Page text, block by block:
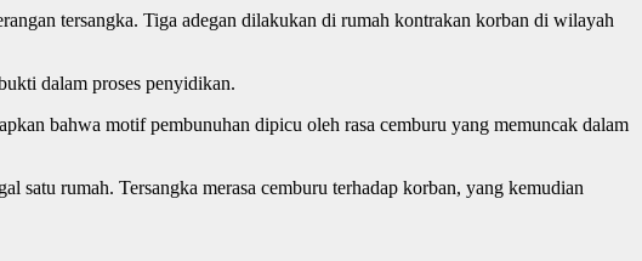
tersangka. Tiga adegan dilakukan di rumah kontrakan korban di wilayah
dalam proses penyidikan.
bahwa motif pembunuhan dipicu oleh rasa cemburu yang memuncak dalam
satu rumah. Tersangka merasa cemburu terhadap korban, yang kemudian